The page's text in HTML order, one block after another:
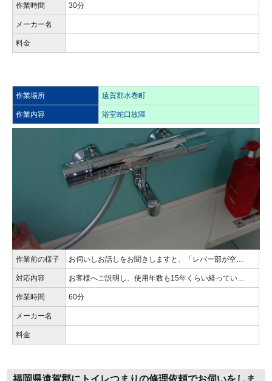
作業時間 30分
メーカー名
料金
作業場所 遠賀郡水巻町
作業内容 浴室蛇口故障
作業前の様子 お伺いしお話しをお聞きしますと、「レバー部が空…
対応内容 お客様へご説明し、使用年数も15年くらい経ってい…
作業時間 60分
メーカー名
料金
福岡県遠賀郡にトイレつまりの修理依頼でお伺いをしま